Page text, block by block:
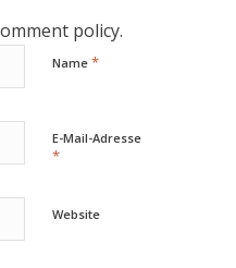
policy.
Name *
E-Mail-Adresse
*
Website